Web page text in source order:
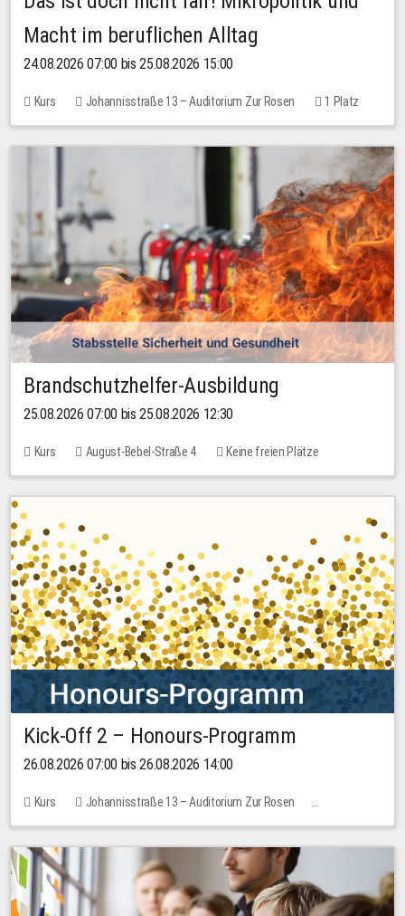
Macht im beruflichen Alltag
24.08.2026 07:00 bis 25.08.2026 15:00
Kurs Johannisstraße 13 – Auditorium Zur Rosen
1 Platz
30,00 EUR
Brandschutzhelfer-Ausbildung
25.08.2026 07:00 bis 25.08.2026 12:30
Kurs August-Bebel-Straße 4 Keine freien Plätze
Kick-Off 2 – Honours-Programm
26.08.2026 07:00 bis 26.08.2026 14:00
Kurs
Johannisstraße 13 – Auditorium Zur Rosen
Keine freien Plätze